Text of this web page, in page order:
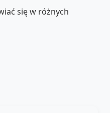
się w różnych